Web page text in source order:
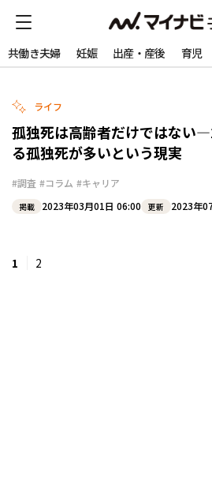
共働き夫婦 妊娠 出産・産後 育児
ライフ
孤独死は高齢者だけではない
る孤独死が多いという現実
#調査 #コラム #キャリア
掲載 2023年03月01日 06:00 更新 2023年
1 2